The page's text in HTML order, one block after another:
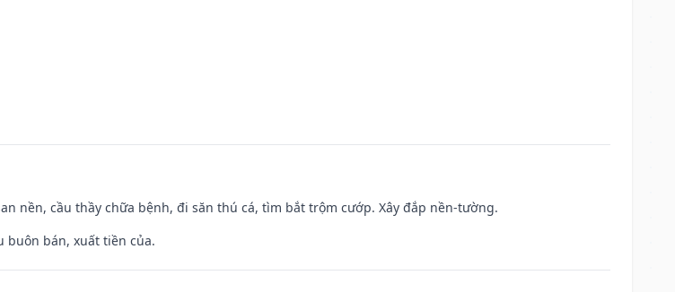
nền, cầu thầy chữa bệnh, đi săn thú cá, tìm bắt trộm cướp. Xây đắp nền-tường.
buôn bán, xuất tiền của.